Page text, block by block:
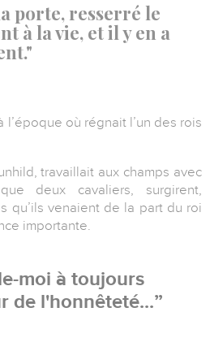
porte, resserré le
à la vie, et il y en a
où régnait l’un des rois
travaillait aux champs avec
deux cavaliers, surgirent,
qu’ils venaient de la part du roi
importante.
moi à toujours
de l'honnêteté...